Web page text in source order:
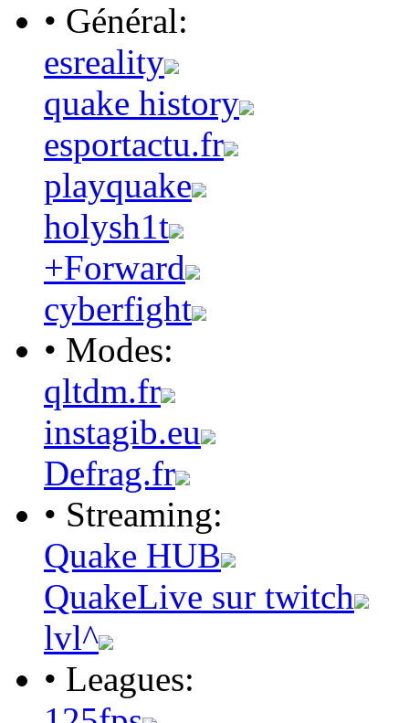
• Général:
esreality
quake history
esportactu.fr
playquake
holysh1t
+Forward
cyberfight
• Modes:
qltdm.fr
instagib.eu
Defrag.fr
• Streaming:
Quake HUB
QuakeLive sur twitch
lvl^
• Leagues: